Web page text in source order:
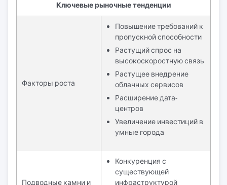
Ключевые рыночные тенденции
Факторы роста
Повышение требований к
пропускной способности
Растущий спрос на
высокоскоростную связь
Растущее внедрение
облачных сервисов
Расширение дата-
центров
Увеличение инвестиций в
умные города
Подводные камни и
Конкуренция с
существующей
инфраструктурой